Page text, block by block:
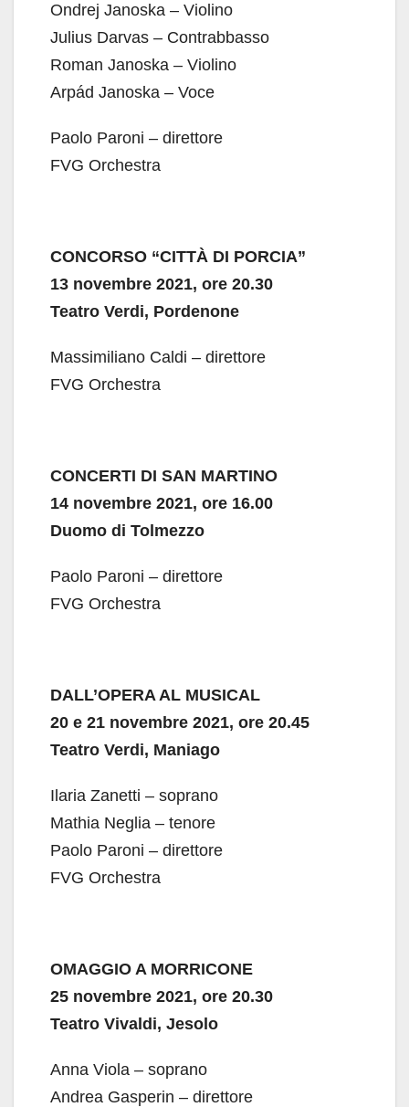
Ondrej Janoska – Violino
Julius Darvas – Contrabbasso
Roman Janoska – Violino
Arpád Janoska – Voce
Paolo Paroni – direttore
FVG Orchestra
CONCORSO “CITTÀ DI PORCIA”
13 novembre 2021, ore 20.30
Teatro Verdi, Pordenone
Massimiliano Caldi – direttore
FVG Orchestra
CONCERTI DI SAN MARTINO
14 novembre 2021, ore 16.00
Duomo di Tolmezzo
Paolo Paroni – direttore
FVG Orchestra
DALL’OPERA AL MUSICAL
20 e 21 novembre 2021, ore 20.45
Teatro Verdi, Maniago
Ilaria Zanetti – soprano
Mathia Neglia – tenore
Paolo Paroni – direttore
FVG Orchestra
OMAGGIO A MORRICONE
25 novembre 2021, ore 20.30
Teatro Vivaldi, Jesolo
Anna Viola – soprano
Andrea Gasperin – direttore